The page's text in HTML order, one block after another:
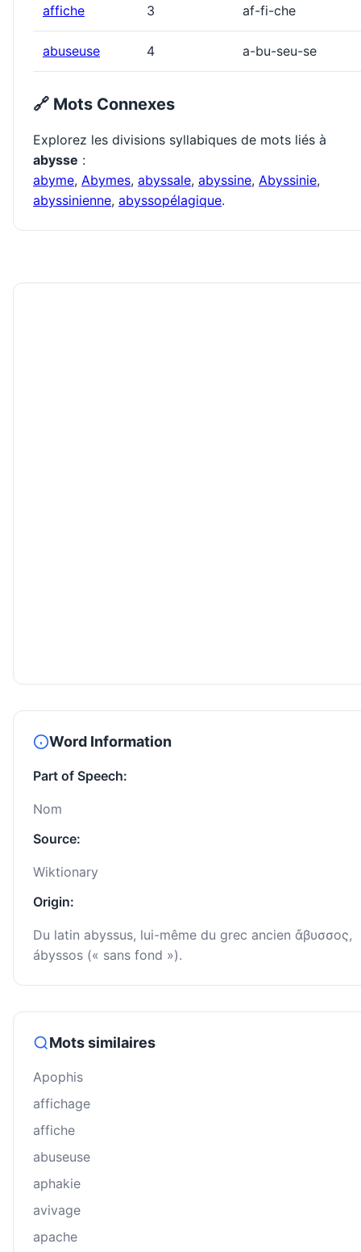
affiche 3 af-fi-che
abuseuse 4 a-bu-seu-se
🔗 Mots Connexes
Explorez les divisions syllabiques de mots liés à
abysse :
abyme, Abymes, abyssale, abyssine, Abyssinie,
abyssinienne, abyssopélagique.
Word Information
Part of Speech:
Nom
Source:
Wiktionary
Origin:
Du latin abyssus, lui-même du grec ancien ἄβυσσος,
ábyssos (« sans fond »).
Mots similaires
Apophis
affichage
affiche
abuseuse
aphakie
avivage
apache